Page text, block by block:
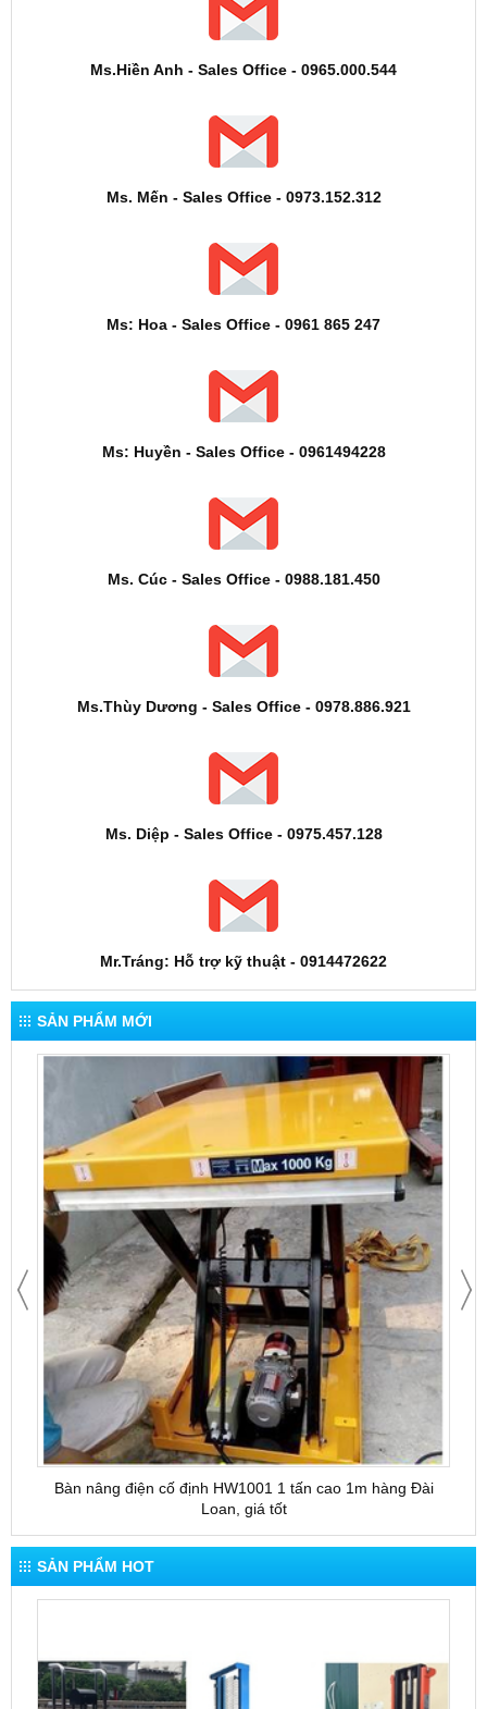
Ms.Hiền Anh - Sales Office - 0965.000.544
Ms. Mến - Sales Office - 0973.152.312
Ms: Hoa - Sales Office - 0961 865 247
Ms: Huyền - Sales Office - 0961494228
Ms. Cúc - Sales Office - 0988.181.450
Ms.Thùy Dương - Sales Office - 0978.886.921
Ms. Diệp - Sales Office - 0975.457.128
Mr.Tráng: Hỗ trợ kỹ thuật - 0914472622
SẢN PHẨM MỚI
Bàn nâng điện cố định HW1001 1 tấn cao 1m hàng Đài
Loan, giá tốt
SẢN PHẨM HOT